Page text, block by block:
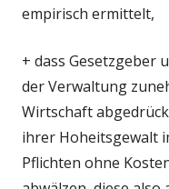
empirisch ermittelt,
+ dass Gesetzgeber
der Verwaltung
Wirtschaft
ihrer Hoheitsgewalt
Pflichten ohne